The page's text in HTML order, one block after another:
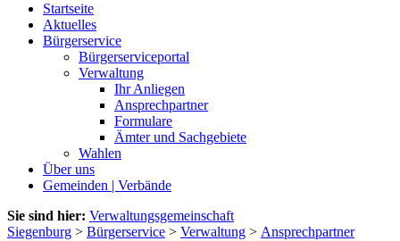
Startseite
Aktuelles
Bürgerservice
Bürgerserviceportal
Verwaltung
Ihr Anliegen
Ansprechpartner
Formulare
Ämter und Sachgebiete
Wahlen
Über uns
Gemeinden | Verbände
Sie sind hier: Verwaltungsgemeinschaft
Siegenburg > Bürgerservice > Verwaltung > Ansprechpartner